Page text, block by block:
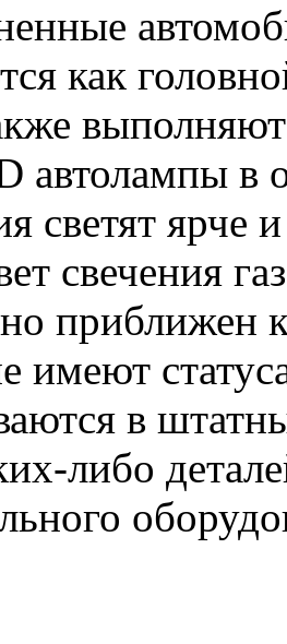
как
автолампы в
светят ярче
свечения
приближен
имеют
в
либо